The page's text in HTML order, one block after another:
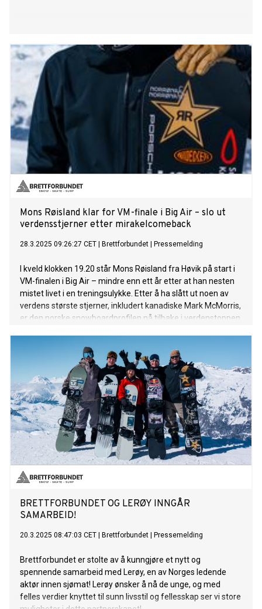
Mons Røisland klar for VM-finale i Big Air – slo ut
verdensstjerner etter mirakelcomeback
28.3.2025 09:26:27 CET Brettforbundet Pressemelding
I kveld klokken 19.20 står Mons Røisland fra Høvik på start i
VM-finalen i Big Air – mindre enn ett år etter at han nesten
mistet livet i en treningsulykke. Etter å ha slått ut noen av
verdens største stjerner, inkludert kanadiske Mark McMorris,
er den norske snowboardprofilen nå tilbake i verdenstoppen
BRETTFORBUNDET OG LERØY INNGÅR
SAMARBEID!
20.3.2025 08:47:03 CET Brettforbundet Pressemelding
Brettforbundet er stolte av å kunngjøre et nytt og
spennende samarbeid med Lerøy, en av Norges ledende
aktør innen sjømat! Lerøy ønsker å nå de unge, og med
felles verdier knyttet til sunn livsstil og fellesskap ser vi store